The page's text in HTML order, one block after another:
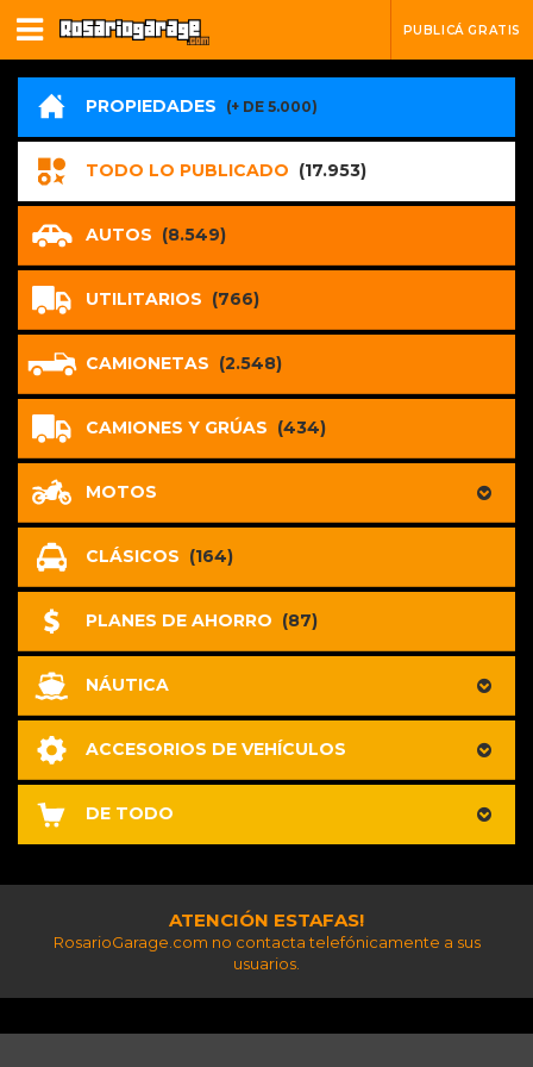
PUBLICÁ GRATIS
PROPIEDADES (+ DE 5.000)
TODO LO PUBLICADO (17.953)
AUTOS (8.549)
UTILITARIOS (766)
CAMIONETAS (2.548)
CAMIONES Y GRÚAS (434)
MOTOS
CLÁSICOS (164)
PLANES DE AHORRO (87)
NÁUTICA
ACCESORIOS DE VEHÍCULOS
DE TODO
ATENCIÓN ESTAFAS!
RosarioGarage.com no contacta telefónicamente a sus
usuarios.